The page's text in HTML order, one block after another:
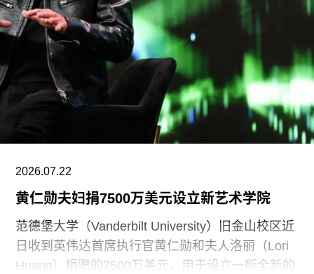
收藏委员会（CIMAM）理事。
上一届爱知三年展于2025年举行，主题为“灰烬与
蔷薇之间的时光”（A Time Between Ashes and
Roses），由沙迦艺术基金会主席兼创始人胡尔·卡
西米（Hoor Al Qasimi）担任艺术总监。
2026.07.22
黄仁勋夫妇捐7500万美元设立新艺术学院
范德堡大学（Vanderbilt University）旧金山校区近
日收到英伟达首席执行官黄仁勋和夫人洛丽（Lori
Huang）捐赠的7500万美元，用于设立一所全新的